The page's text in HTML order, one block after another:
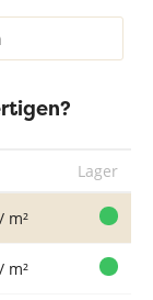
Lager
m²
m²